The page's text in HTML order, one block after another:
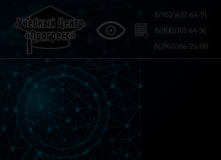
8(952)637-64-91
8(800)101-64-36
8(3955)66-25-00